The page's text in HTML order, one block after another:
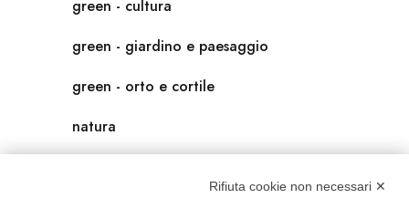
green - cultura
green - giardino e paesaggio
green - orto e cortile
natura
Rifiuta cookie non necessari ✕